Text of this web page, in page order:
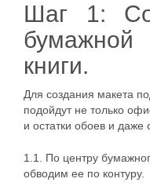
Шаг 1:
книги.
Для создания макета
подойдут не только
и остатки обоев и даже
1.1. По центру
обводим ее по контуру.